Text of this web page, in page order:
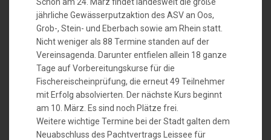
jährliche Gewässerputzaktion des ASV an Oos,
Grob-, Stein- und Eberbach sowie am Rhein statt.
Nicht weniger als 88 Termine standen auf der
Vereinsagenda. Darunter entfielen allein 18 ganze
Tage auf Vorbereitungskurse für die
Fischereischeinprüfung, die erneut 49 Teilnehmer
mit Erfolg absolvierten. Der nächste Kurs beginnt
am 10. März. Es sind noch Plätze frei.
Weitere wichtige Termine bei der Stadt galten dem
Neuabschluss des Pachtvertrags Leissee für